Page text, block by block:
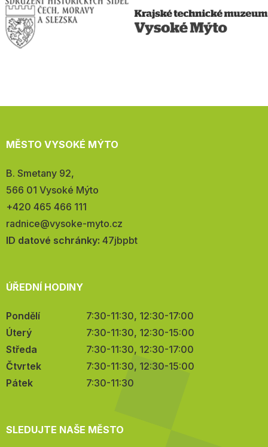
MĚSTO VYSOKÉ MÝTO
Adresa:
B. Smetany 92,
566 01 Vysoké Mýto
Telefon:
+420 465 466 111
E-
mail:
radnice@vysoke-myto.cz
ID datové schránky: 47jbpbt
ÚŘEDNÍ HODINY
Pondělí
7:30-11:30, 12:30-17:00
Úterý
7:30-11:30, 12:30-15:00
Středa
7:30-11:30, 12:30-17:00
Čtvrtek
7:30-11:30, 12:30-15:00
Pátek
7:30-11:30
SLEDUJTE NAŠE MĚSTO